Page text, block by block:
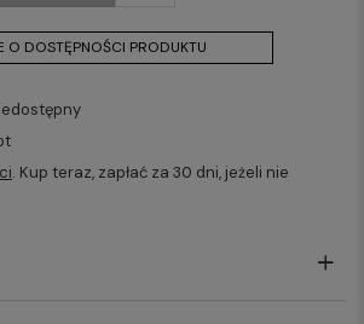
O DOSTĘPNOŚCI PRODUKTU
. Kup teraz, zapłać za 30 dni, jeżeli nie